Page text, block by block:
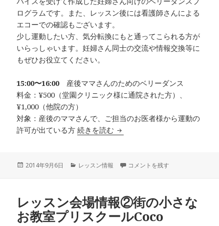
ログラムです。また、レッスン後には看護師さんによる
エコーでの確認もございます。
少し運動したい方、気分転換にもと通ってこられる方が
いらっしゃいます。妊婦さん同士の交流や情報交換等に
もぜひお役立てください。
15:00〜16:00産後ママさんのためのベリーダンス
料金：¥500（堂園クリニック様に通院された方）、
¥1,000（他院の方）
対象：産後のママさんで、ご担当のお医者様から運動の
許可が出ている方続きを読む レッスン情報②マタニティ、
投
2014年9月6日
カ
ー
レッスン情報 レッスン情報②マタニティ、産後
コメントを残す
レッスン会場情報②街の小さな
お教室プリスクールCoco